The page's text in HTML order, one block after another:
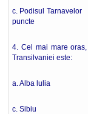
c. Podisul
puncte
4. Cel mai mare
Transilvaniei este:
a. Alba lulia
c.